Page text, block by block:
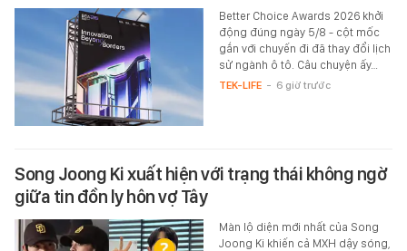
Better Choice Awards 2026 khởi
động đúng ngày 5/8 - cột mốc
gắn với chuyến đi đã thay đổi lịch
sử ngành ô tô. Câu chuyện ấy…
TEK-LIFE - 6 giờ trước
Song Joong Ki xuất hiện với trạng thái không ngờ
giữa tin đồn ly hôn vợ Tây
Màn lộ diện mới nhất của Song
Joong Ki khiến cả MXH dậy sóng,